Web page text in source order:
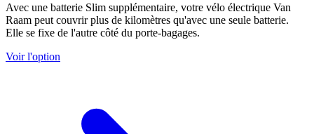
Avec une batterie Slim supplémentaire, votre vélo électrique Van
Raam peut couvrir plus de kilomètres qu'avec une seule batterie.
Elle se fixe de l'autre côté du porte-bagages.
Voir l'option